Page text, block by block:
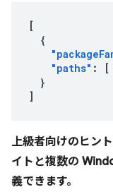
[
{
"paths" : [
}
]
上級者向けのヒン
イトと複数の
義できます。